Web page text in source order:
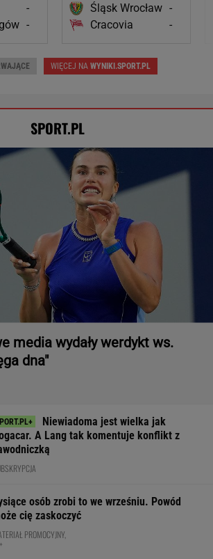
-
-
Śląsk Wrocław -
Cracovia
-
WIĘCEJ NA WYNIKI.SPORT.PL
SPORT.PL
media wydały werdykt ws.
dna"
Niewiadoma jest wielka jak
A Lang tak komentuje konflikt z
osób zrobi to we wrześniu. Powód
cię zaskoczyć
PROMOCYJNY,